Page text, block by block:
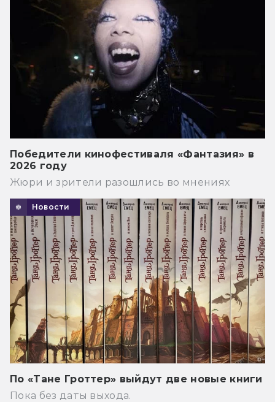
Победители кинофестиваля «Фантазия» в
2026 году
Жюри и зрители разошлись во мнениях
Новости
По «Тане Гроттер» выйдут две новые книги
Пока без даты выхода.